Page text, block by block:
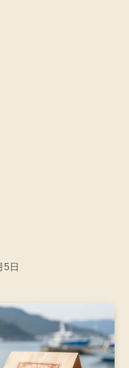
5日